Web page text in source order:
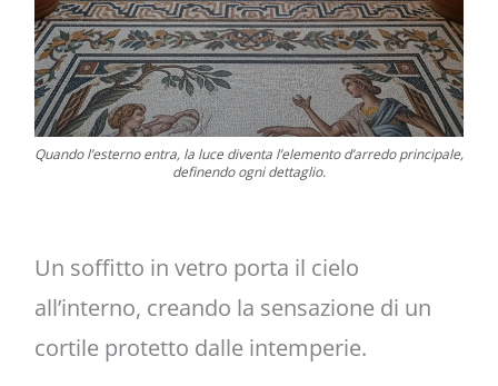
Quando l’esterno entra, la luce diventa l’elemento d’arredo principale,
definendo ogni dettaglio.
Un soffitto in vetro porta il cielo
all’interno, creando la sensazione di un
cortile protetto dalle intemperie.